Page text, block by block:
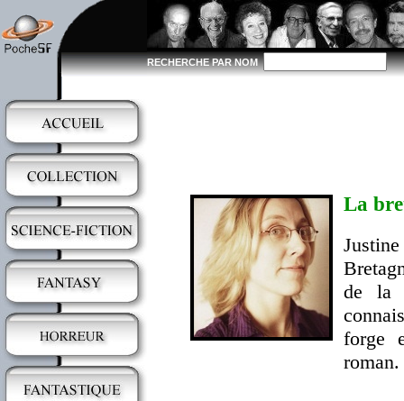
RECHERCHE PAR NOM
La
de la
forge
roman.